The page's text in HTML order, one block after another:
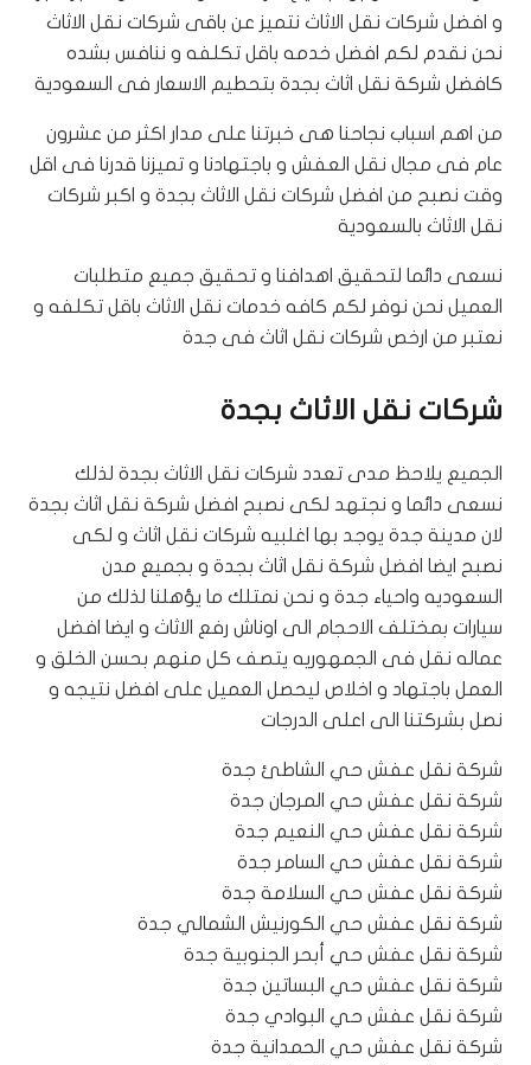
و افضل شركات نقل الاثاث نتميز عن باقى شركات نقل الاثاث
نحن نقدم لكم افضل خدمه باقل تكلفه و ننافس بشده
كافضل شركة نقل اثاث بجدة بتحطيم الاسعار فى السعودية
من اهم اسباب نجاحنا هى خبرتنا على مدار اكثر من عشرون
عام فى مجال نقل العفش و باجتهادنا و تميزنا قدرنا فى اقل
وقت نصبح من افضل شركات نقل الاثاث بجدة و اكبر شركات
نقل الاثاث بالسعودية
نسعى دائما لتحقيق اهدافنا و تحقيق جميع متطلبات
العميل نحن نوفر لكم كافه خدمات نقل الاثاث باقل تكلفه و
نعتبر من ارخص شركات نقل اثاث فى جدة
شركات نقل الاثاث بجدة
الجميع يلاحظ مدى تعدد شركات نقل الاثاث بجدة لذلك
نسعى دائما و نجتهد لكى نصبح افضل شركة نقل اثاث بجدة
لان مدينة جدة يوجد بها اغلبيه شركات نقل اثاث و لكى
نصبح ايضا افضل شركة نقل اثاث بجدة و بجميع مدن
السعوديه واحياء جدة و نحن نمتلك ما يؤهلنا لذلك من
سيارات بمختلف الاحجام الى اوناش رفع الاثاث و ايضا افضل
عماله نقل فى الجمهوريه يتصف كل منهم بحسن الخلق و
العمل باجتهاد و اخلاص ليحصل العميل على افضل نتيجه و
نصل بشركتنا الى اعلى الدرجات
شركة نقل عفش حي الشاطئ جدة
شركة نقل عفش حي المرجان جدة
شركة نقل عفش حي النعيم جدة
شركة نقل عفش حي السامر جدة
شركة نقل عفش حي السلامة جدة
شركة نقل عفش حي الكورنيش الشمالي جدة
شركة نقل عفش حي أبحر الجنوبية جدة
شركة نقل عفش حي البساتين جدة
شركة نقل عفش حي البوادي جدة
شركة نقل عفش حي الحمدانية جدة